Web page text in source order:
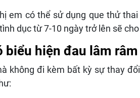
em có thể sử dụng que thử
dục từ 7-10 ngày trở lên sẽ
biểu hiện đau lâm
không đi kèm bất kỳ sự thay